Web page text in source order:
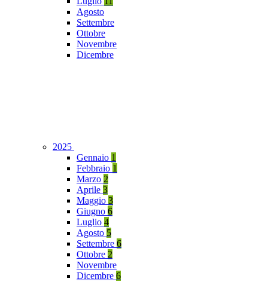
Agosto
Settembre
Ottobre
Novembre
Dicembre
2025
Gennaio 1
Febbraio 1
Marzo 2
Aprile 3
Maggio 3
Giugno 6
Luglio 4
Agosto 5
Settembre 6
Ottobre 2
Novembre
Dicembre 6